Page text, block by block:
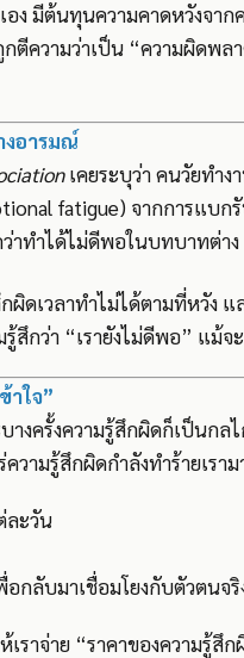
ง มีต้นทุนความคาดหวังจาก
ตีความว่าเป็น “ความผิดพ
งอารมณ์
เคยระบุว่า คนวัยทำง
fatigue) จากการแบก
าทำได้ไม่ดีพอในบทบาทต่าง
ดเวลาทำไม่ได้ตามที่หวัง
สึกว่า “เรายังไม่ดีพอ” แม้
าใจ”
างครั้งความรู้สึกผิดก็เป็นก
วามรู้สึกผิดกำลังทำร้ายเรา
ละวัน
อกลับมาเชื่อมโยงกับตัวตนจริ
ราจ่าย “ราคาของความรู้สึ